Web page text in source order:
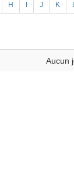
H J K
Aucun